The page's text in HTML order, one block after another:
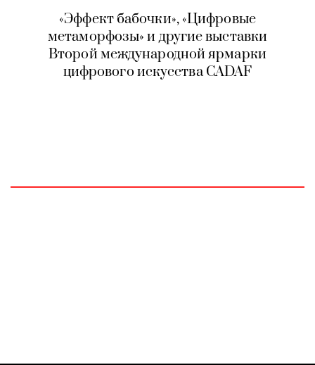
«Эффект бабочки», «Цифровые
метаморфозы» и другие выставки
Второй международной ярмарки
цифрового искусства CADAF